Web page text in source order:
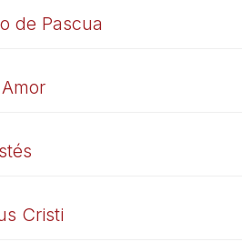
de Pascua
Cristi